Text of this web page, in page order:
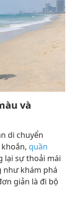
và
di chuyển
quần
lại sự thoải mái
như khám phá
giản là đi bộ